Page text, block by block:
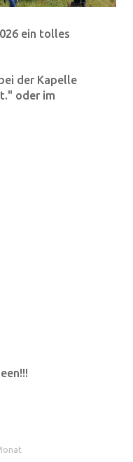
ein tolles
der Kapelle
oder im